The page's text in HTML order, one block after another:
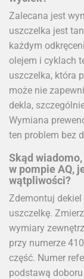
Zalecana jest
uszczelka jest
każdym
olejem i cyklach
uszczelka, która
może nie
dekla,
Wymiana
ten problem bez
Skąd
w pompie AQ,
wątpliwości?
Zdemontuj
uszczelkę.
wymiary
przy numerze
część. Numer
podstawą